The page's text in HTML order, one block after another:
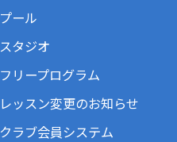
プール
スタジオ
フリープログラム
レッスン変更のお知らせ
クラブ会員システム